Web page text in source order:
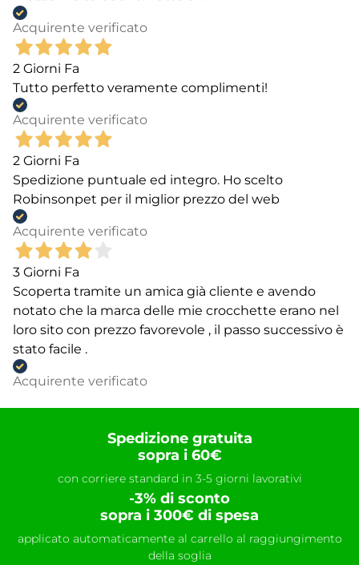
Acquirente verificato
2 Giorni Fa
Tutto perfetto veramente complimenti!
Acquirente verificato
2 Giorni Fa
Spedizione puntuale ed integro. Ho scelto
Robinsonpet per il miglior prezzo del web
Acquirente verificato
3 Giorni Fa
Scoperta tramite un amica già cliente e avendo
notato che la marca delle mie crocchette erano nel
loro sito con prezzo favorevole , il passo successivo è
stato facile .
Acquirente verificato
Spedizione gratuita
sopra i 60€
con corriere standard in 3-5 giorni lavorativi
-3% di sconto
sopra i 300€ di spesa
applicato automaticamente al carrello al raggiungimento
della soglia